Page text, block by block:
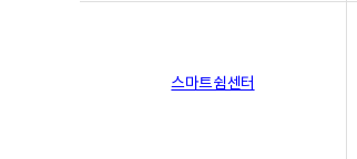
스마트쉼센터